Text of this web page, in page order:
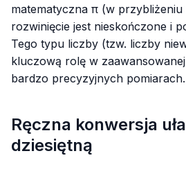
matematyczna π (w przybliżeniu
rozwinięcie jest nieskończone i
Tego typu liczby (tzw. liczby
kluczową rolę w
bardzo precyzyjnych pomiarach.
Ręczna konwersja
dziesiętną